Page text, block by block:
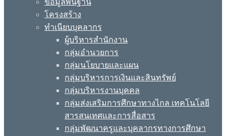
ข้อมูลพื้นฐาน
โครงสร้าง
ทำเนียบบุคลากร
ผู้บริหารสำนักงาน
กลุ่มอำนวยการ
กลุ่มนโยบายและแผน
กลุ่มบริหารการเงินและสินทรัพย์
กลุ่มบริหารงานบุคคล
กลุ่มส่งเสริมการศึกษาทางไกล เทคโนโลยี
สารสนเทศและการสื่อสาร
กลุ่มพัฒนาครูและบุคลากรทางการศึกษา